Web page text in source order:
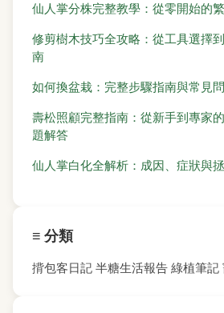
仙人掌分株完整教學：從零開始的
修剪樹木技巧全攻略：從工具選擇
南
如何換盆栽：完整步驟指南與常見
壽松照顧完整指南：從新手到專家
題解答
仙人掌白化全解析：成因、症狀與
≡ 分類
揹包客日記 半糖生活報告 綠植筆記